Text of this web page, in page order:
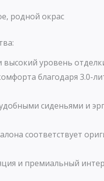
родной окрас
уровень
благодаря 3.0-
сиденьями и
соответствует
и премиальный